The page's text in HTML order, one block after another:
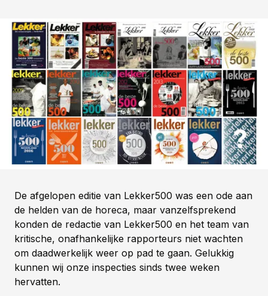
De afgelopen editie van Lekker500 was een ode aan
de helden van de horeca, maar vanzelfsprekend
konden de redactie van Lekker500 en het team van
kritische, onafhankelijke rapporteurs niet wachten
om daadwerkelijk weer op pad te gaan. Gelukkig
kunnen wij onze inspecties sinds twee weken
hervatten.